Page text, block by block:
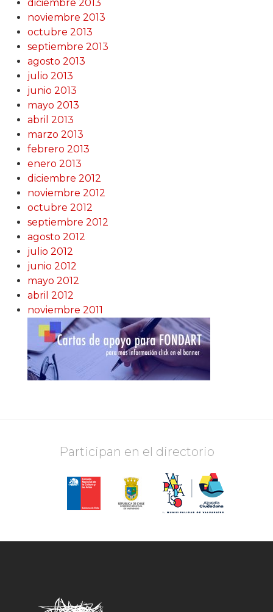
diciembre 2013
noviembre 2013
octubre 2013
septiembre 2013
agosto 2013
julio 2013
junio 2013
mayo 2013
abril 2013
marzo 2013
febrero 2013
enero 2013
diciembre 2012
noviembre 2012
octubre 2012
septiembre 2012
agosto 2012
julio 2012
junio 2012
mayo 2012
abril 2012
noviembre 2011
Participan en el directorio